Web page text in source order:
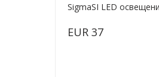
SigmaSI LED
EUR 37